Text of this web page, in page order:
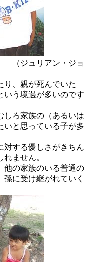
・ジョ
り、親が死んでいた
いう境遇が多いのです
しろ家族の（あるいは
いと思っている子が多
対する優しさがきちん
ません。
他の家族のいる普通の
に受け継がれていく